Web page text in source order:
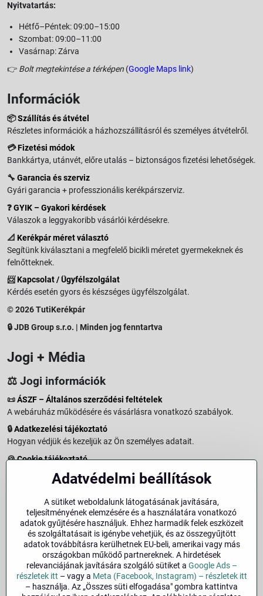
Nyitvatartás:
Hétfő–Péntek: 09:00–15:00
Szombat: 09:00–11:00
Vasárnap: Zárva
👉 Bolt megtekintése a térképen (Google Maps link)
Információk
📦Szállítás és átvétel
Részletes információk a házhozszállításról és személyes átvételről.
💳Fizetési módok
Bankkártya, utánvét, előre utalás – biztonságos fizetési lehetőségek.
🔧 Garancia és szerviz
Gyári garancia + professzionális kerékpárszerviz.
❓GYIK – Gyakori kérdések
Válaszok a leggyakoribb vásárlói kérdésekre.
📐 Kerékpár méret választó
Segítünk kiválasztani a megfelelő bicikli méretet gyermekeknek és
felnőtteknek.
📨Kapcsolat / Ügyfélszolgálat
Kérdés esetén gyors és készséges ügyfélszolgálat.
© 2026 TutiKerékpár
🔒 JDB Group s.r.o. | Minden jog fenntartva
Jogi + Média
⚖️ Jogi információk
📜ÁSZF – Általános szerződési feltételek
A webáruház működésére és vásárlásra vonatkozó szabályok.
🔒Adatkezelési tájékoztató
Hogyan védjük és kezeljük az Ön személyes adatait.
🍪Cookie tájékoztató
A weboldalon használt sütikről és adatkezelésről.
Vásárlástól való elállás menete és feltételei.
Elállás a szerződéstől
Impresszum
Üzemeltetői adatok és jogi tudnivalók.
🔐Biztonság
Adatvédelmi beállítások
A sütiket weboldalunk látogatásának javítására,
teljesítményének elemzésére és a használatára vonatkozó
adatok gyűjtésére használjuk. Ehhez harmadik felek eszközeit
és szolgáltatásait is igénybe vehetjük, és az összegyűjtött
adatok továbbításra kerülhetnek EU-beli, amerikai vagy más
országokban működő partnereknek. A hirdetések
relevanciájának javítására szolgáló sütiket a Google Ads –
részletek itt – vagy a Meta (Facebook, Instagram) – részletek itt
– használja. Az „Összes süti elfogadása" gombra kattintva